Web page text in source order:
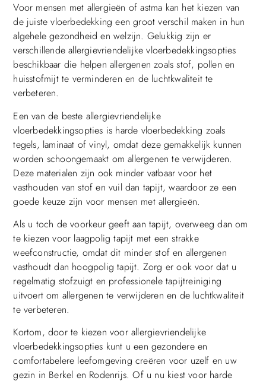
Voor mensen met allergieën of astma kan het kiezen van
de juiste vloerbedekking een groot verschil maken in hun
algehele gezondheid en welzijn. Gelukkig zijn er
verschillende allergievriendelijke vloerbedekkingsopties
beschikbaar die helpen allergenen zoals stof, pollen en
huisstofmijt te verminderen en de luchtkwaliteit te
verbeteren.
Een van de beste allergievriendelijke
vloerbedekkingsopties is harde vloerbedekking zoals
tegels, laminaat of vinyl, omdat deze gemakkelijk kunnen
worden schoongemaakt om allergenen te verwijderen.
Deze materialen zijn ook minder vatbaar voor het
vasthouden van stof en vuil dan tapijt, waardoor ze een
goede keuze zijn voor mensen met allergieën.
Als u toch de voorkeur geeft aan tapijt, overweeg dan om
te kiezen voor laagpolig tapijt met een strakke
weefconstructie, omdat dit minder stof en allergenen
vasthoudt dan hoogpolig tapijt. Zorg er ook voor dat u
regelmatig stofzuigt en professionele tapijtreiniging
uitvoert om allergenen te verwijderen en de luchtkwaliteit
te verbeteren.
Kortom, door te kiezen voor allergievriendelijke
vloerbedekkingsopties kunt u een gezondere en
comfortabelere leefomgeving creëren voor uzelf en uw
gezin in Berkel en Rodenrijs. Of u nu kiest voor harde